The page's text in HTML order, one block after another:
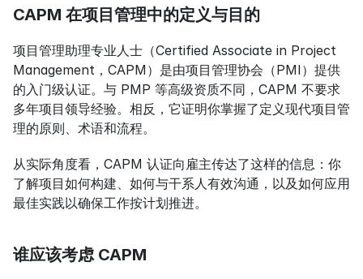
CAPM 在项目管理中的定义与目的
项目管理助理专业人士（Certified Associate in Project
Management，CAPM）是由项目管理协会（PMI）提供
的入门级认证。与 PMP 等高级资质不同，CAPM 不要求
多年项目领导经验。相反，它证明你掌握了定义现代项目管
理的原则、术语和流程。
从实际角度看，CAPM 认证向雇主传达了这样的信息：你
了解项目如何构建、如何与干系人有效沟通，以及如何应用
最佳实践以确保工作按计划推进。
谁应该考虑 CAPM